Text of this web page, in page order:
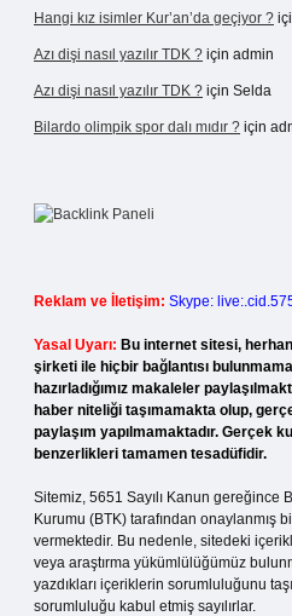
Hangi kız isimler Kur’an’da geçiyor ?
Azı dişi nasıl yazılır TDK ? için admin
Azı dişi nasıl yazılır TDK ? için Selda
Bilardo olimpik spor dalı mıdır ? için
Reklam ve İletişim: Skype:
Yasal Uyarı: Bu internet sitesi,
şirketi ile hiçbir bağlantısı
hazırladığımız makaleler
haber niteliği taşımamakta olup,
paylaşım yapılmamaktadır. Gerçek
benzerlikleri tamamen tesadüfidir.
Sitemiz, 5651 Sayılı Kanun gereğince
Kurumu (BTK) tarafından onaylanmış
vermektedir. Bu nedenle, sitedeki
veya araştırma yükümlülüğümüz
yazdıkları içeriklerin sorumluluğunu
sorumluluğu kabul etmiş sayılırlar.